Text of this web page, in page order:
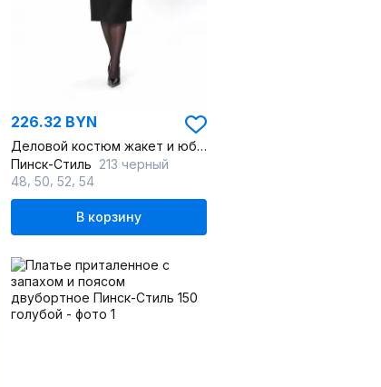
226.32 BYN
Деловой костюм жакет и юбка в черном трикотажевом стиле
Пинск-Стиль 213 черный
48 50 52 54
В корзину